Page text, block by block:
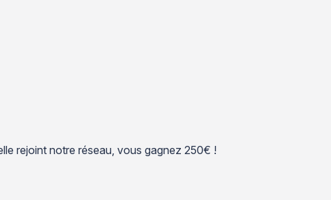
rejoint notre réseau, vous gagnez 250€ !